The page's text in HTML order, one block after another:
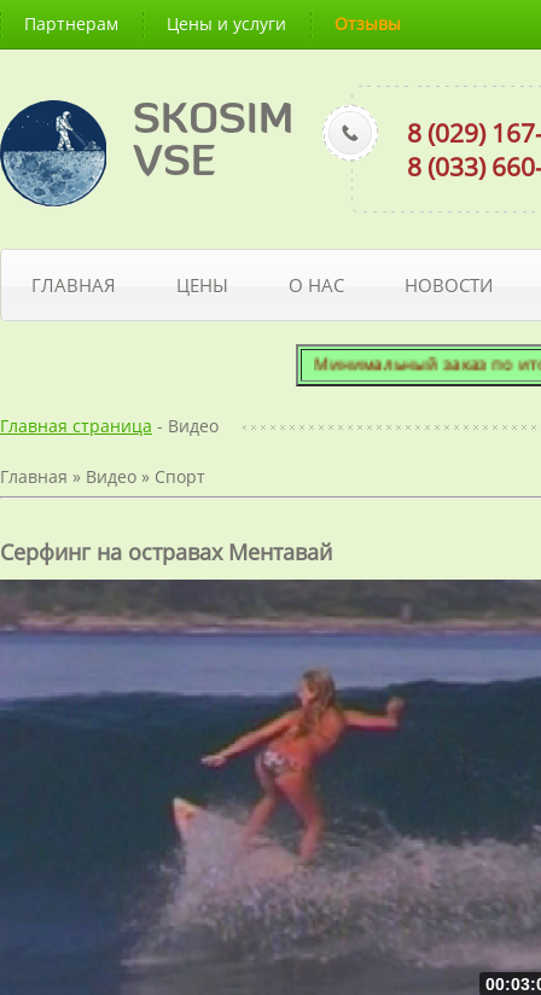
Партнерам Цены и услуги Отзывы
SKOSIM
VSE
8 (029)
8 (033)
ГЛАВНАЯ ЦЕНЫ О НАС НОВОСТИ
Минимальный заказ по
Главная страница - Видео
Главная » Видео » Спорт
Серфинг на остравах Ментавай